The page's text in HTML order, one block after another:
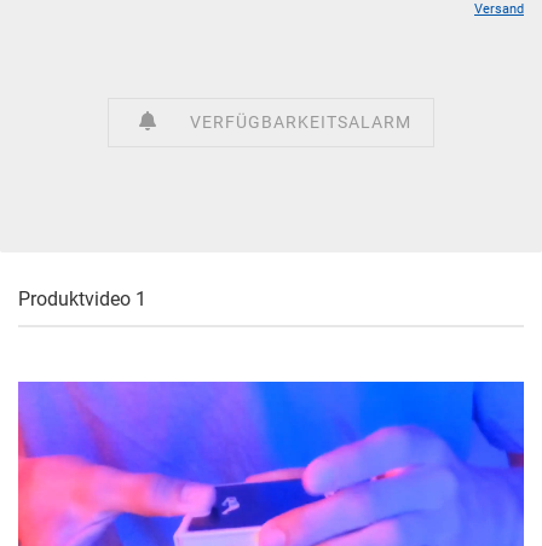
Versand
VERFÜGBARKEITSALARM
Produktvideo 1